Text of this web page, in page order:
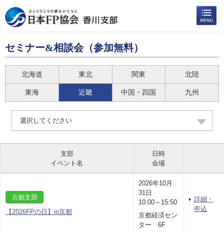
セミナー&相談会（参加無料）
北海道 東北 関東 北陸
東海 近畿 中国・四国 九州
選択してください
支部
イベント名
日時
会場
京都支部
【2026FPの日】in京都
2026年10月
31日
10:00～15:50
京都経済セン
ター 6F
詳細・
申込